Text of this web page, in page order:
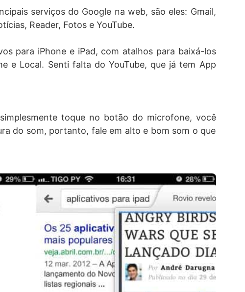
serviços do Google na web, são eles: Gmail,
Reader, Fotos e YouTube.
para iPhone e iPad, com atalhos para baixá-los
e Local. Senti falta do YouTube, que já tem App
toque no botão do microfone, você
do som, portanto, fale em alto e bom som o que